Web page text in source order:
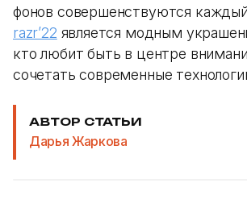
фонов совершенствуются
razr’22 является модным
кто любит быть в центре
сочетать современные
АВТОР СТАТЬИ
Дарья Жаркова